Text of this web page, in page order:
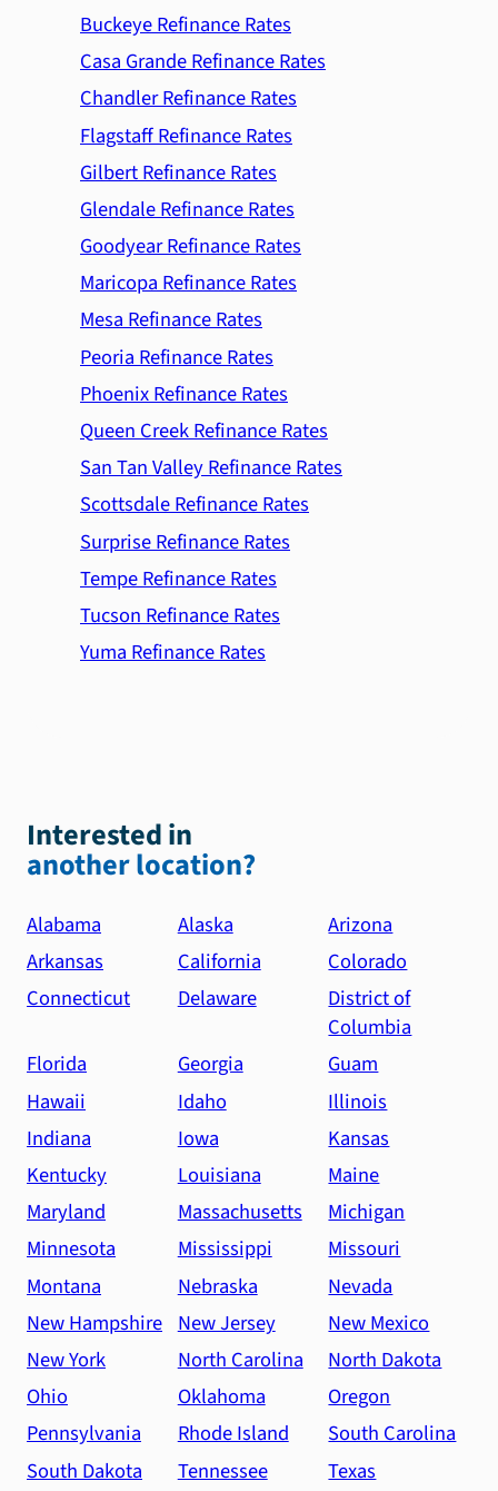
Buckeye Refinance Rates
Casa Grande Refinance Rates
Chandler Refinance Rates
Flagstaff Refinance Rates
Gilbert Refinance Rates
Glendale Refinance Rates
Goodyear Refinance Rates
Maricopa Refinance Rates
Mesa Refinance Rates
Peoria Refinance Rates
Phoenix Refinance Rates
Queen Creek Refinance Rates
San Tan Valley Refinance Rates
Scottsdale Refinance Rates
Surprise Refinance Rates
Tempe Refinance Rates
Tucson Refinance Rates
Yuma Refinance Rates
Interested in
another location?
Alabama Alaska
Arizona
Arkansas
California
Colorado
Connecticut
Delaware
District of
Columbia
Florida
Georgia
Guam
Hawaii
Idaho
Illinois
Indiana
Iowa
Kansas
Kentucky
Louisiana
Maine
Maryland
Massachusetts
Michigan
Minnesota
Mississippi
Missouri
Montana
Nebraska
Nevada
New Hampshire New Jersey
New Mexico
New York
North Carolina
North Dakota
Ohio
Oklahoma
Oregon
Pennsylvania
Rhode Island
South Carolina
South Dakota
Tennessee
Texas